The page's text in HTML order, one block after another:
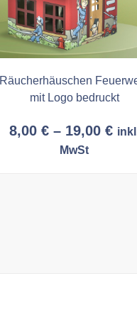
Räucherhäuschen
mit Logo bedruckt
8,00€ – 19,00€
MwSt